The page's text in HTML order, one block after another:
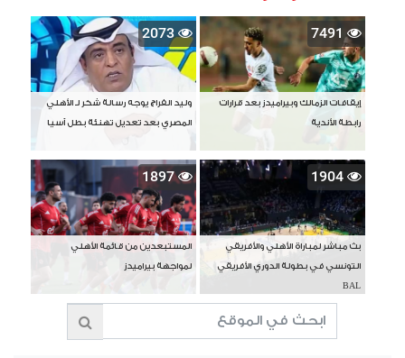
7491
إيقافات الزمالك وبيراميدز بعد قرارات
رابطة الأندية
2073
وليد الفراج يوجه رسالة شكر لـ الأهلي
المصري بعد تعديل تهنئة بطل آسيا
1904
بث مباشر لمباراة الأهلي والأفريقي
التونسي في بطولة الدوري الأفريقي
BAL
1897
المستبعدين من قائمة الأهلي
لمواجهة بيراميدز